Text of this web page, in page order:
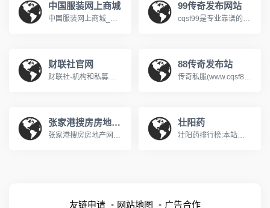
中国服装网上商城
中国服装网上商城_中国最大最专业的服装网国服装网上商城 www.shopfz.cn
99传奇发布网站
cqsf99是专业靠谱的传奇私服发布网，专注收录全网优质新开传奇私服与各类传奇SF版本，涵盖复古、火龙、冰雪、微变等热门玩法，实时更新新开大区开服信息，精准筛选稳定长久的优质服务器，为传奇玩家提供便捷的找服渠道，是老玩家寻觅传奇私服的首选平台。
财联社官网
财联社-机构和私募主力都在使用，专注中国证券市场；全面监控各种财经新闻、股市资讯，7*24小时不间断提供全方位的证券信息服务，包含快讯、题材、深度、早报、行情、自选等频道；快速、专业、精准发布权威的财经信息。www.cailianpress.com
88传奇发布站
传奇私服(www.cqsf88.cc)，提供最新传奇私服发布网资讯，可以第一时间体验新开传奇SF、查找传奇SF发布网新区信息，包括1.76、复古、热血、变态、网通、三职业等多种热门玩法，还提供最新开区时间、版本细节、爆率介绍，支持筛选高爆服、散人好混服等其它，每天定时更新传奇游戏开服表，是玩家首选的搜服平台!
张家港搜房房地产网
张家港搜房房地产网隶属于中国最大的房地产家居网络平台搜房网，提供全面及时的房地产新闻资讯内容，为所有楼盘提供网上浏览、业主论坛和社区网站，房地产精英人物个人主页，是国内房地产媒体及业内外网友公认的全球最大的房地产网络平台，搜房引擎给网友提供房地产网站中速度快捷内容全面的智能搜索
壮阳药
壮阳药排行榜:本站从壮阳方法出发,收录和传播科学的壮阳、壮阳食物、壮阳方法、 口碑最好的壮阳药。yangsheng169.com
友链申请 网站地图 广告合作